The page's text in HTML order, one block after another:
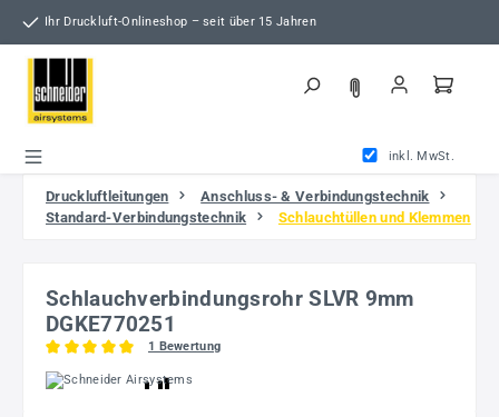
Zum Hauptinhalt springen
Ihr Druckluft-Onlineshop – seit über 15 Jahren
inkl. MwSt.
Druckluftleitungen
Anschluss- & Verbindungstechnik
Standard-Verbindungstechnik
Schlauchtüllen und Klemmen
Schlauchverbindungsrohr SLVR 9mm
DGKE770251
Durchschnittliche Bewertung von 5 von 5 Sternen
1 Bewertung